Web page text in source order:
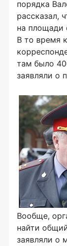
порядка
рассказал,
на площади
В то время
там было
заявляли о
Вообще,
найти
заявляли о